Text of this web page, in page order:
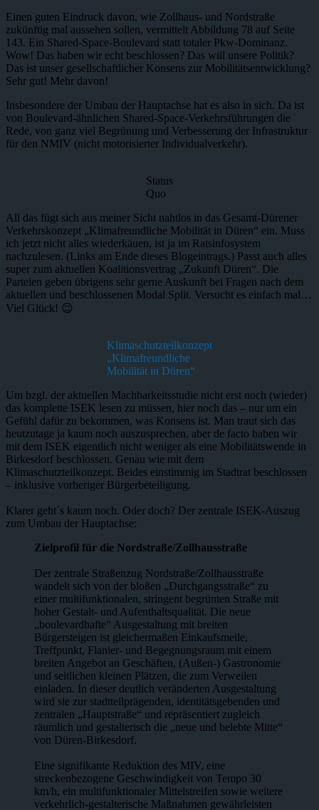
Einen guten Eindruck davon, wie Zollhaus- und Nordstraße
zukünftig mal aussehen sollen, vermittelt Abbildung 78 auf Seite
143. Ein Shared-Space-Boulevard statt totaler Pkw-Dominanz.
Wow! Das haben wir echt beschlossen? Das will unsere Politik?
Das ist unser gesellschaftlicher Konsens zur Mobilitätsentwicklung?
Sehr gut! Mehr davon!
Insbesondere der Umbau der Hauptachse hat es also in sich. Da ist
von Boulevard-ähnlichen Shared-Space-Verkehrsführungen die
Rede, von ganz viel Begrünung und Verbesserung der Infrastruktur
für den NMIV (nicht motorisierter Individualverkehr).
Status
Quo
All das fügt sich aus meiner Sicht nahtlos in das Gesamt-Dürener
Verkehrskonzept „Klimafreundliche Mobilität in Düren“ ein. Muss
ich jetzt nicht alles wiederkäuen, ist ja im Ratsinfosystem
nachzulesen. (Links am Ende dieses Blogeintrags.) Passt auch alles
super zum aktuellen Koalitionsvertrag „Zukunft Düren“. Die
Parteien geben übrigens sehr gerne Auskunft bei Fragen nach dem
aktuellen und beschlossenen Modal Split. Versucht es einfach mal…
Viel Glück! 😉
Klimaschutzteilkonzept
„Klimafreundliche
Mobilität in Düren“
Um bzgl. der aktuellen Machbarkeitsstudie nicht erst noch (wieder)
das komplette ISEK lesen zu müssen, hier noch das – nur um ein
Gefühl dafür zu bekommen, was Konsens ist. Man traut sich das
heutzutage ja kaum noch auszusprechen, aber de facto haben wir
mit dem ISEK eigentlich nicht weniger als eine Mobilitätswende in
Birkesdorf beschlossen. Genau wie mit dem
Klimaschutzteilkonzept. Beides einstimmig im Stadtrat beschlossen
– inklusive vorheriger Bürgerbeteiligung.
Klarer geht´s kaum noch. Oder doch? Der zentrale ISEK-Auszug
zum Umbau der Hauptachse:
Zielprofil für die Nordstraße/Zollhausstraße
Der zentrale Straßenzug Nordstraße/Zollhausstraße
wandelt sich von der bloßen „Durchgangsstraße“ zu
einer multifunktionalen, stringent begrünten Straße mit
hoher Gestalt- und Aufenthaltsqualität. Die neue
„boulevardhafte“ Ausgestaltung mit breiten
Bürgersteigen ist gleichermaßen Einkaufsmeile,
Treffpunkt, Flanier- und Begegnungsraum mit einem
breiten Angebot an Geschäften, (Außen-) Gastronomie
und seitlichen kleinen Plätzen, die zum Verweilen
einladen. In dieser deutlich veränderten Ausgestaltung
wird sie zur stadtteilprägenden, identitätsgebenden und
zentralen „Hauptstraße“ und repräsentiert zugleich
räumlich und gestalterisch die „neue und belebte Mitte“
von Düren-Birkesdorf.
Eine signifikante Reduktion des MIV, eine
streckenbezogene Geschwindigkeit von Tempo 30
km/h, ein multifunktionaler Mittelstreifen sowie weitere
verkehrlich-gestalterische Maßnahmen gewährleisten